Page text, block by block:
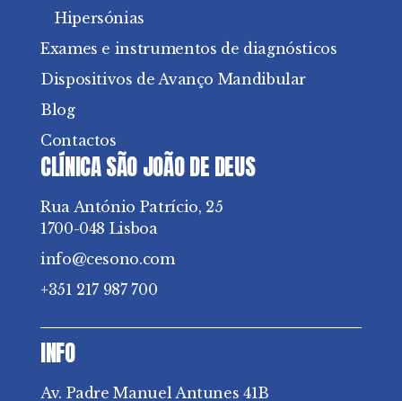
Hipersónias
Exames e instrumentos de diagnósticos
Dispositivos de Avanço Mandibular
Blog
Contactos
CLÍNICA SÃO JOÃO DE DEUS
Rua António Patrício, 25
1700-048 Lisboa
info@cesono.com
+351 217 987 700
INFO
Av. Padre Manuel Antunes 41B